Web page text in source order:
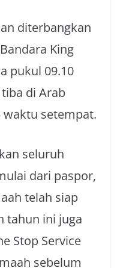
diterbangkan
King
pukul 09.10
di Arab
waktu setempat.
seluruh
dari paspor,
telah siap
tahun ini juga
Stop Service
sebelum